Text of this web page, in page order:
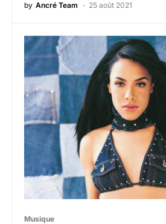
by Ancré Team 25 août 2021
Musique